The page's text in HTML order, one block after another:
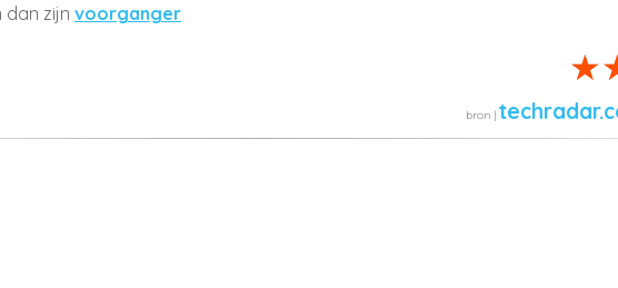
dan zijn voorganger